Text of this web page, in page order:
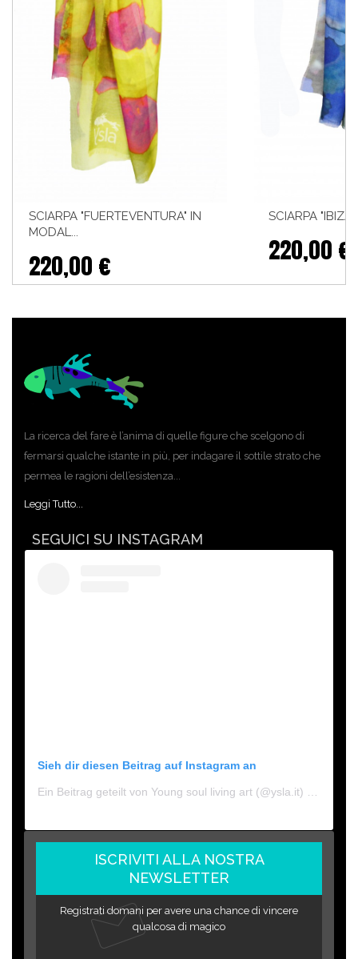
SCIARPA "FUERTEVENTURA" IN
MODAL...
220,00 €
SCIARPA
220,00 €
La ricerca del fare è l’anima di quelle figure che scelgono di
fermarsi qualche istante in più, per indagare il sottile strato che
permea le ragioni dell’esistenza...
Leggi Tutto...
SEGUICI SU INSTAGRAM
Sieh dir diesen Beitrag auf Instagram an
Ein Beitrag geteilt von Young soul living art (@ysla.it)
ISCRIVITI ALLA NOSTRA
NEWSLETTER
Registrati domani per avere una chance di vincere
qualcosa di magico